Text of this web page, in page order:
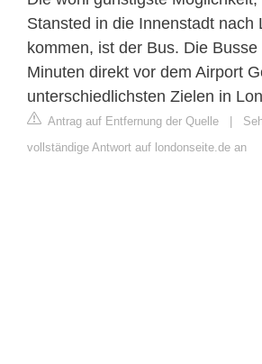
Stansted in die Innenstadt nach
kommen, ist der Bus. Die
Minuten direkt vor dem Airport
unterschiedlichsten Zielen in
Antrag auf Entfernung der Quelle |
vollständige Antwort auf londonseite.de an